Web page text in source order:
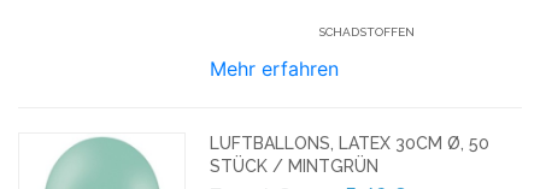
SCHADSTOFFEN
Mehr erfahren
LUFTBALLONS, LATEX 30CM Ø, 50
STÜCK / MINTGRÜN